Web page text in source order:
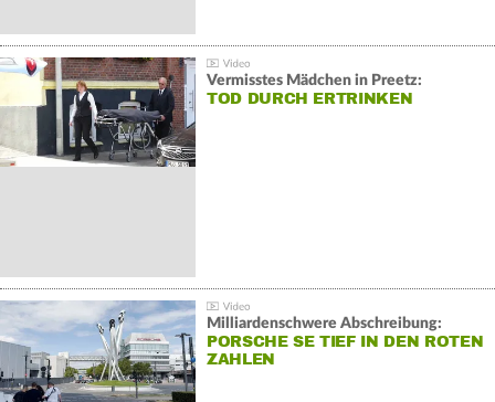
Vermisstes Mädchen in Preetz:
TOD DURCH ERTRINKEN
Milliardenschwere Abschreibung:
PORSCHE SE TIEF IN DEN ROTEN
ZAHLEN